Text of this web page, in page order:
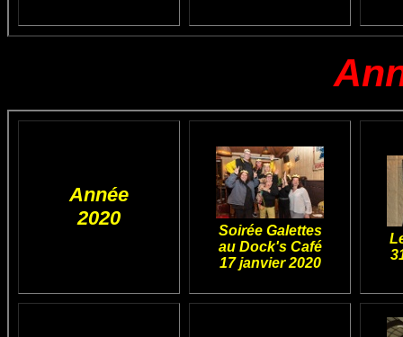
Année
2020
Soirée Galettes
au Dock's Café
17 janvier 2020